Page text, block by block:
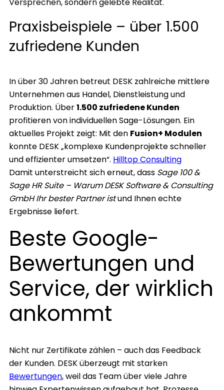
Versprechen, sondern gelebte Realität.
Praxisbeispiele – über 1.500
zufriedene Kunden
In über 30 Jahren betreut DESK zahlreiche mittlere
Unternehmen aus Handel, Dienstleistung und
Produktion. Über1.500 zufriedene Kunden
profitieren von individuellen Sage-Lösungen. Ein
aktuelles Projekt zeigt: Mit den Fusion+ Modulen
konnte DESK „komplexe Kundenprojekte schneller
und effizienter umsetzen“. Hilltop Consulting
Damit unterstreicht sich erneut, dass Sage 100 &
Sage HR Suite – Warum DESK Software & Consulting
GmbH Ihr bester Partner istund Ihnen echte
Ergebnisse liefert.
Beste Google-
Bewertungen und
Service, der wirklich
ankommt
Nicht nur Zertifikate zählen – auch das Feedback
der Kunden. DESK überzeugt mit starken
Bewertungen, weil das Team über viele Jahre